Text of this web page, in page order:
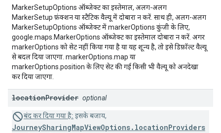
MarkerSetupOptions ऑब्जेक्ट का इस्तेमाल, अलग-अलग
MarkerSetup फ़ंक्शन या स्टैटिक वैल्यू में दोबारा न करें. साथ ही, अलग-अलग
MarkerSetupOptions ऑब्जेक्ट में markerOptions कुंजी के लिए,
google.maps.MarkerOptions ऑब्जेक्ट का इस्तेमाल दोबारा न करें. अगर
markerOptions को सेट नहीं किया गया है या यह शून्य है, तो इसे डिफ़ॉल्ट वैल्यू
से बदल दिया जाएगा. markerOptions.map या
markerOptions.position के लिए सेट की गई किसी भी वैल्यू को अनदेखा
कर दिया जाएगा.
locationProvider optional
बंद कर दिया गया है: इसके बजाय,
JourneySharingMapViewOptions.locationProviders